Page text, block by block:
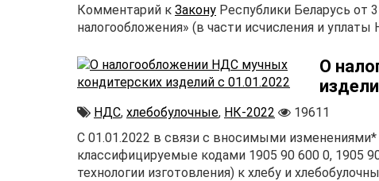
Комментарий к Закону Республики Беларусь от
налогообложения» (в части исчисления и уплаты
О
НДС, хлебобулочные, НК-2022
19611
С 01.01.2022 в связи с вносимыми изменениями*
классифицируемые кодами 1905 90 600 0, 1905
технологии изготовления) к хлебу и